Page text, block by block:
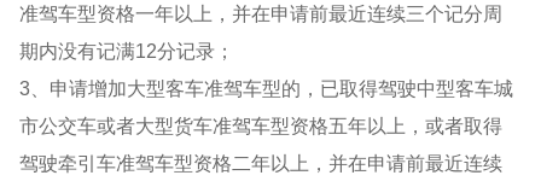
准驾车型资格一年以上，并在申请前最近连续三个记分周
期内没有记满12分记录；
3、申请增加大型客车准驾车型的，已取得驾驶中型客车城
市公交车或者大型货车准驾车型资格五年以上，或者取得
驾驶牵引车准驾车型资格二年以上，并在申请前最近连续